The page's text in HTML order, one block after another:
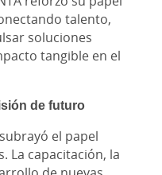
talento,
soluciones
tangible en el
de futuro
el papel
La capacitación, la